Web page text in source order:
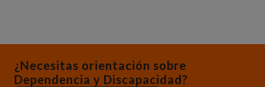
¿Necesitas orientación sobre
Dependencia y Discapacidad?